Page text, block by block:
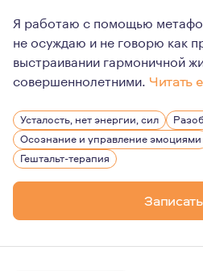
Я работаю с помощью
не осуждаю и не говорю как
выстраивании гармоничной
совершеннолетними. Читать
Мой путь в профессии берёт
В 23 года я работал по
В работе мне нравится,
Усталость, нет энергии, сил
Осознание и управление эмоциями
Гештальт-терапия